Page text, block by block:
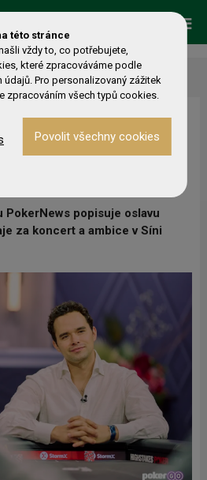
raději zvolil No
WSOP za $25K
PokerNews popisuje oslavu
za koncert a ambice v Síni
této stránce
vždy to, co potřebujete,
které zpracováváme podle
Pro personalizovaný zážitek
zpracováním všech typů cookies.